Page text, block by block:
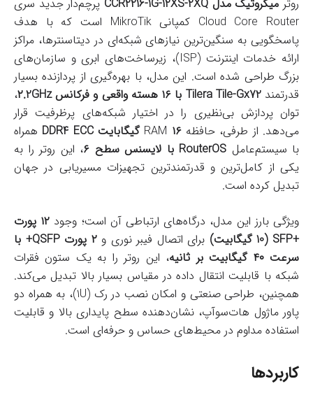
روتر میکروتیک مدل CCR2216-1G-12XS-2XQ
پرچم‌دار جدید سری
Cloud Core Router کمپانی MikroTik است که با هدف
پاسخگویی به سنگین‌ترین نیازهای شبکه‌ای در دیتاسنترها، مراکز
ارائه خدمات اینترنت (ISP)، زیرساخت‌های ابری و سازمان‌های
بزرگ طراحی شده است. این مدل، با بهره‌گیری از پردازنده بسیار
قدرتمندTilera Tile-Gx72 با ۱۶ هسته واقعی و فرکانس ۲.2GHz
،
توان پردازش بی‌نظیری را در اختیار شبکه‌های پرظرفیت قرار
می‌دهد. از طرفی، حافظه RAM۱۶ گیگابایت DDR4 ECC
همراه
با سیستم‌عامل RouterOS با لایسنس سطح ۶
، این روتر را به
یکی از کامل‌ترین و قدرتمندترین تجهیزات مسیریابی در جهان
تبدیل کرده است.
ویژگی بارز این مدل، درگاه‌های ارتباطی آن است؛ وجود
۱۲ پورت
+SFP (10 گیگابیت)
برای اتصال فیبر نوری و
۲ پورت QSFP+ با
سرعت ۴۰ گیگابیت بر ثانیه
، این روتر را به یک ستون فقرات
شبکه با قابلیت انتقال داده در مقیاس بسیار بالا تبدیل می‌کند.
همچنین، طراحی صنعتی و امکان نصب در رک (1U)، به همراه دو
پاور ماژول هات‌سوآپ، نشان‌دهنده سطح پایداری بالا و قابلیت
استفاده مداوم در محیط‌های حساس و حرفه‌ای است.
کاربردها